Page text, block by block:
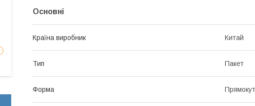
Основні
Країна виробник Китай
Тип Пакет
Форма